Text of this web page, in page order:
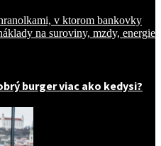
burger viac ako kedysi?